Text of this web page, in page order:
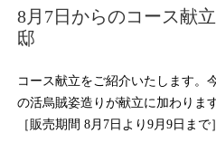
8月7日からのコース献
邸
コース献立をご紹介いたします。
の活烏賊姿造りが献立に加わります
［販売期間 8月7日より9月9日まで］